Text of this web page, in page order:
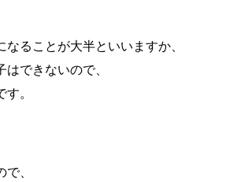
ることが大半といいますか、
できないので、
。
、